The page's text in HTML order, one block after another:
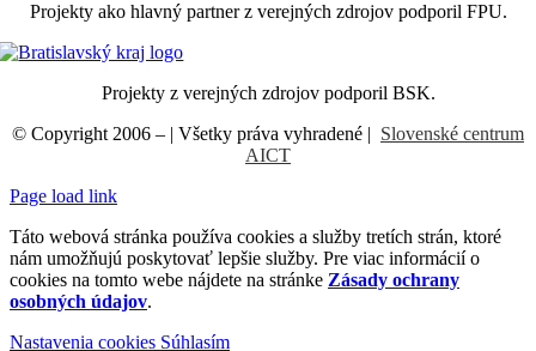
Projekty ako hlavný partner z verejných zdrojov podporil FPU.
Projekty z verejných zdrojov podporil BSK.
© Copyright 2006 – | Všetky práva vyhradené | Slovenské centrum
AICT
Page load link
Táto webová stránka používa cookies a služby tretích strán, ktoré
nám umožňujú poskytovať lepšie služby. Pre viac informácií o
cookies na tomto webe nájdete na stránke Zásady ochrany
osobných údajov.
Nastavenia cookies Súhlasím